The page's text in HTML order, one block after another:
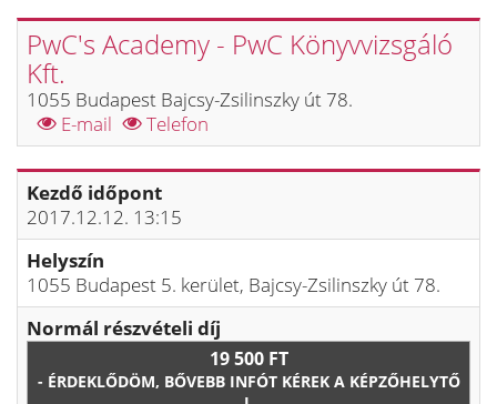
PwC's Academy - PwC Könyvvizsgáló
Kft.
1055 Budapest Bajcsy-Zsilinszky út 78.
E-mail
Telefon
Kezdő időpont
2017.12.12. 13:15
Helyszín
1055 Budapest 5. kerület, Bajcsy-Zsilinszky út 78.
Normál részvételi díj
19 500 FT
- ÉRDEKLŐDÖM, BŐVEBB INFÓT KÉREK A KÉPZŐHELYTŐ